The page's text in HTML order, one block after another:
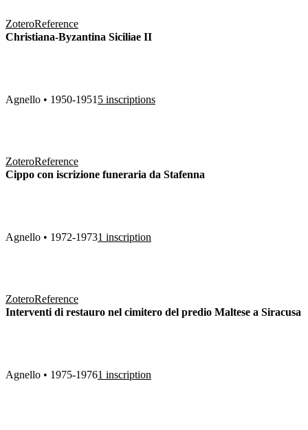
ZoteroReference
Christiana-Byzantina Siciliae II
Agnello • 1950-1951 5 inscriptions
ZoteroReference
Cippo con iscrizione funeraria da Stafenna
Agnello • 1972-1973 1 inscription
ZoteroReference
Interventi di restauro nel cimitero del predio Maltese a Siracusa
Agnello • 1975-1976 1 inscription